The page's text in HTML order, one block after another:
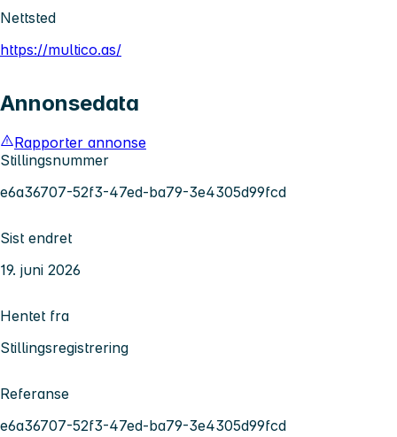
Nettsted
https://multico.as/
Annonsedata
Rapporter annonse
Stillingsnummer
e6a36707-52f3-47ed-ba79-3e4305d99fcd
Sist endret
19. juni 2026
Hentet fra
Stillingsregistrering
Referanse
e6a36707-52f3-47ed-ba79-3e4305d99fcd